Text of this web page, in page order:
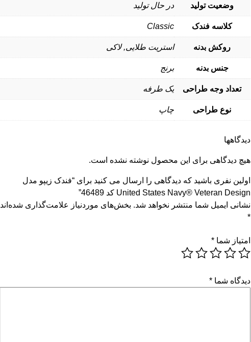
وضعیت تولید در حال تولید
کلاسه فندک Classic
روکش بدنه استریت طلایی, لاکی
جنس بدنه برنج
تعداد وجه طراحی یک طرفه
نوع طراحی چاپ
دیدگاهها
هیچ دیدگاهی برای این محصول نوشته نشده است.
اولین نفری باشید که دیدگاهی را ارسال می کنید برای “فندک زیپو مدل
United States Navy® Veteran Design کد 46489”
نشانی ایمیل شما منتشر نخواهد شد. بخش‌های موردنیاز علامت‌گذاری شده‌اند
*
امتیاز شما*
دیدگاه شما*